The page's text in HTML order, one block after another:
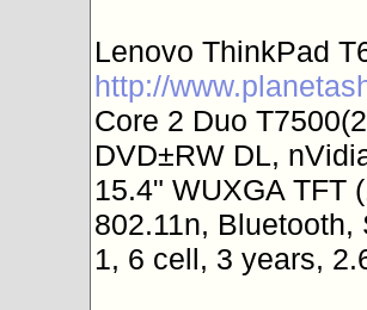
Lenovo ThinkPad
http://
Core 2 Duo
DVD±RW DL,
15.4" WUXGA TFT
802.11n,
1, 6 cell, 3 years,